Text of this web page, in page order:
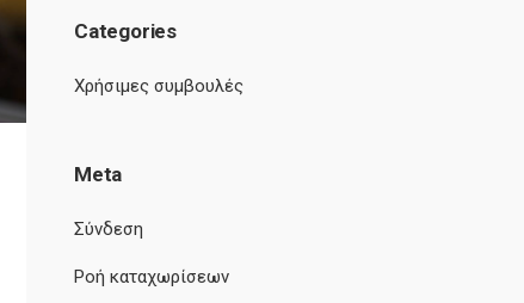
Categories
Χρήσιμες συμβουλές
Meta
Σύνδεση
Ροή καταχωρίσεων